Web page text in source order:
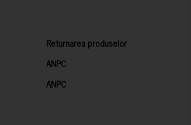
Returnarea produselor
ANPC
ANPC